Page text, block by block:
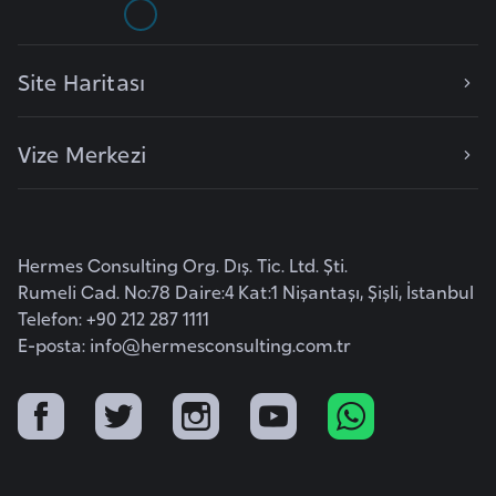
Site Haritası
Vize Merkezi
Hermes Consulting Org. Dış. Tic. Ltd. Şti.
Rumeli Cad. No:78 Daire:4 Kat:1 Nişantaşı, Şişli, İstanbul
Telefon: +90 212 287 1111
E-posta: info@hermesconsulting.com.tr
s
Ç
Ç
e
k
u
m